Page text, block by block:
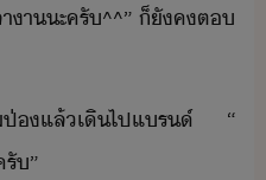
​า​ะ​ครั​^^​”​ ​็​ัค​ต​
ป่​แล้​เิ​ไป​แร์​ ​“​
​”